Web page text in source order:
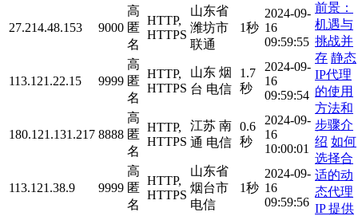
27.214.48.153 9000
高
匿
名
HTTP,
HTTPS
山东省
潍坊市
联通
1秒
2024-09-
16
09:59:55
113.121.22.15 9999
高
匿
名
HTTP,
HTTPS
山东 烟
台 电信
1.7
秒
2024-09-
16
09:59:54
180.121.131.217 8888
高
匿
名
HTTP,
HTTPS
江苏 南
通 电信
0.6
秒
2024-09-
16
10:00:01
113.121.38.9 9999
高
匿
名
HTTP,
HTTPS
山东省
烟台市
电信
1秒
2024-09-
16
09:59:56
前景：
机遇与
挑战并
存 静态
IP代理
的使用
方法和
步骤介
绍 如何
选择合
适的动
态代理
IP 提供